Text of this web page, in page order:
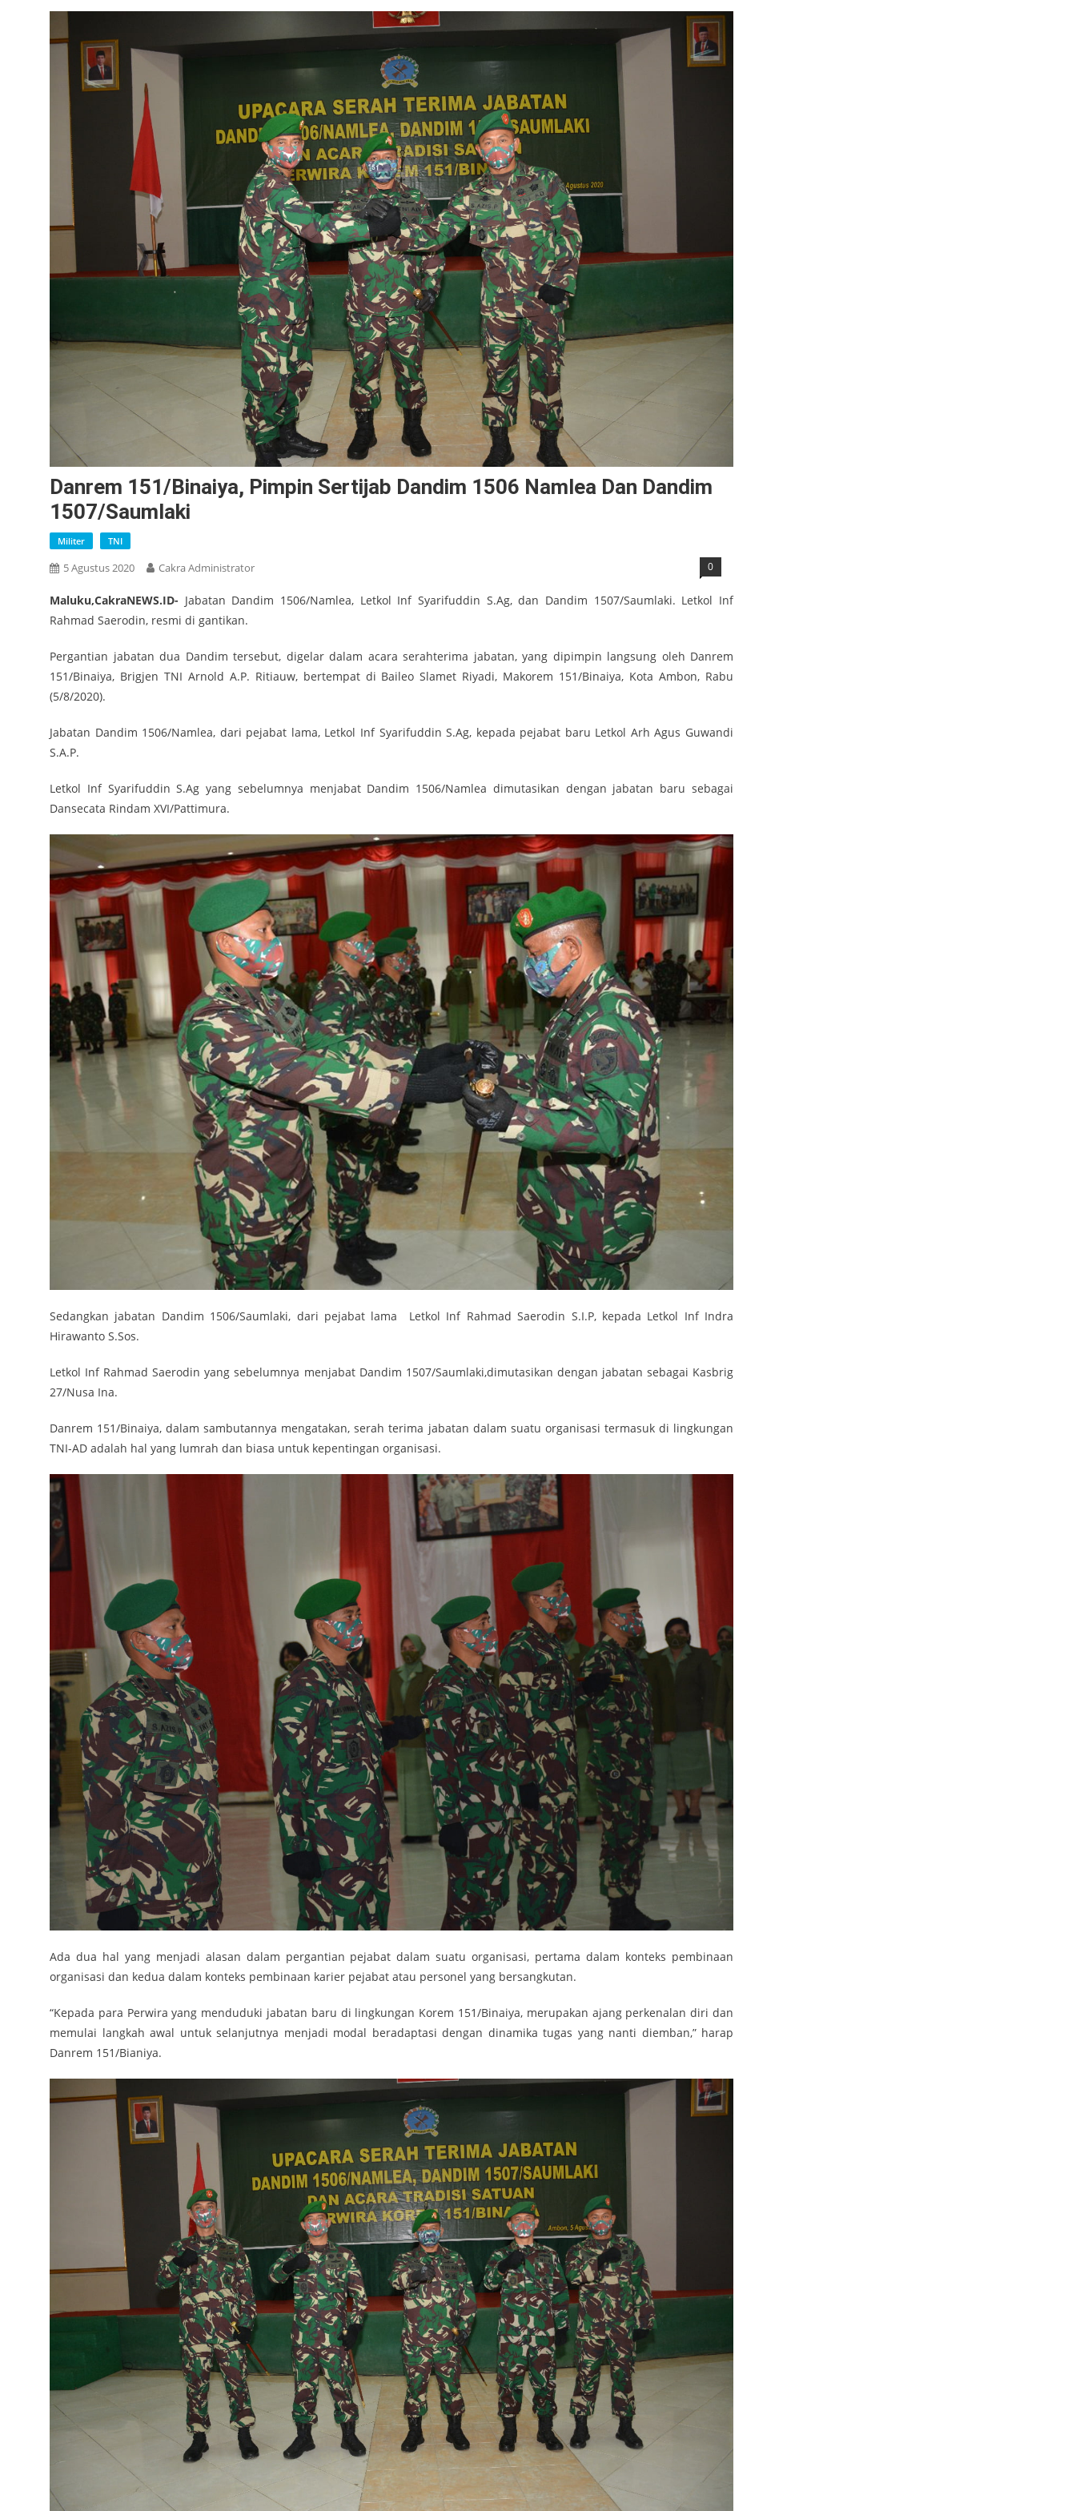
Danrem 151/Binaiya, Pimpin Sertijab Dandim 1506 Namlea Dan Dandim
1507/Saumlaki
Militer TNI
5 Agustus 2020 Cakra Administrator 0
Maluku,CakraNEWS.ID- Jabatan Dandim 1506/Namlea, Letkol Inf Syarifuddin S.Ag, dan Dandim 1507/Saumlaki. Letkol Inf
Rahmad Saerodin, resmi di gantikan.
Pergantian jabatan dua Dandim tersebut, digelar dalam acara serahterima jabatan, yang dipimpin langsung oleh Danrem
151/Binaiya, Brigjen TNI Arnold A.P. Ritiauw, bertempat di Baileo Slamet Riyadi, Makorem 151/Binaiya, Kota Ambon, Rabu
(5/8/2020).
Jabatan Dandim 1506/Namlea, dari pejabat lama, Letkol Inf Syarifuddin S.Ag, kepada pejabat baru Letkol Arh Agus Guwandi
S.A.P.
Letkol Inf Syarifuddin S.Ag yang sebelumnya menjabat Dandim 1506/Namlea dimutasikan dengan jabatan baru sebagai
Dansecata Rindam XVI/Pattimura.
Sedangkan jabatan Dandim 1506/Saumlaki, dari pejabat lama Letkol Inf Rahmad Saerodin S.I.P, kepada Letkol Inf Indra
Hirawanto S.Sos.
Letkol Inf Rahmad Saerodin yang sebelumnya menjabat Dandim 1507/Saumlaki,dimutasikan dengan jabatan sebagai Kasbrig
27/Nusa Ina.
Danrem 151/Binaiya, dalam sambutannya mengatakan, serah terima jabatan dalam suatu organisasi termasuk di lingkungan
TNI-AD adalah hal yang lumrah dan biasa untuk kepentingan organisasi.
Ada dua hal yang menjadi alasan dalam pergantian pejabat dalam suatu organisasi, pertama dalam konteks pembinaan
organisasi dan kedua dalam konteks pembinaan karier pejabat atau personel yang bersangkutan.
“Kepada para Perwira yang menduduki jabatan baru di lingkungan Korem 151/Binaiya, merupakan ajang perkenalan diri dan
memulai langkah awal untuk selanjutnya menjadi modal beradaptasi dengan dinamika tugas yang nanti diemban,” harap
Danrem 151/Bianiya.